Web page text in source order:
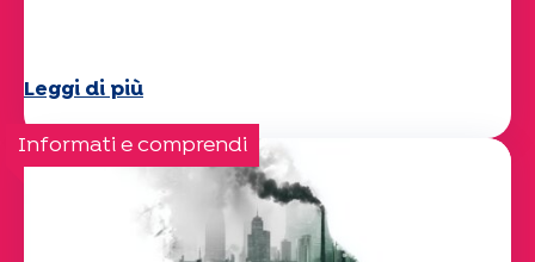
Leggi di più
Informati e comprendi